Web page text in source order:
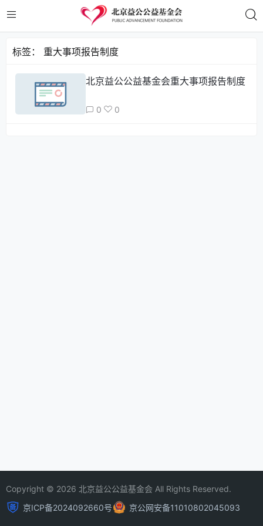
标签： 重大事项报告制度
北京益公公益基金会重大事项报告制度
0 0
Copyright © 2026 北京益公公益基金会 All Rights Reserved.
京ICP备2024092660号
京公网安备11010802045093